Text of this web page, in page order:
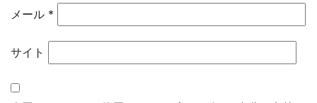
メール *
サイト